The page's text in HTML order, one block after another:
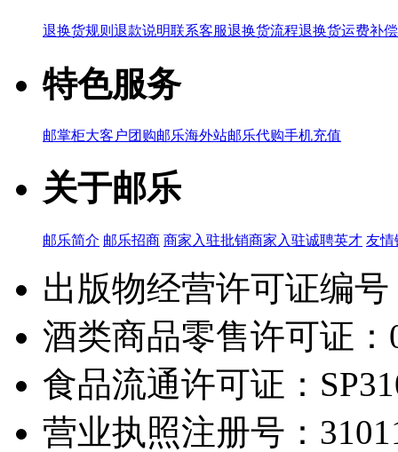
退换货规则 退款说明联系客服退换货流程退换货运费补
特色服务
邮掌柜大客户团购邮乐海外站邮乐代购手机充值
关于邮乐
邮乐简介 邮乐招商 商家入驻批销商家入驻诚聘英才 友情
出版物经营许可证编
酒类商品零售许可证：
食品流通许可证：
营业执照注册号：